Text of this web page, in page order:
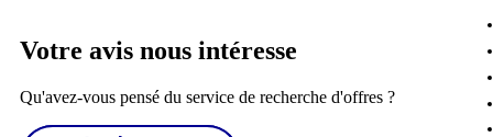
Votre avis nous intéresse
Qu'avez-vous pensé du service de recherche d'offres ?